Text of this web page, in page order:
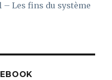
– Les fins du système